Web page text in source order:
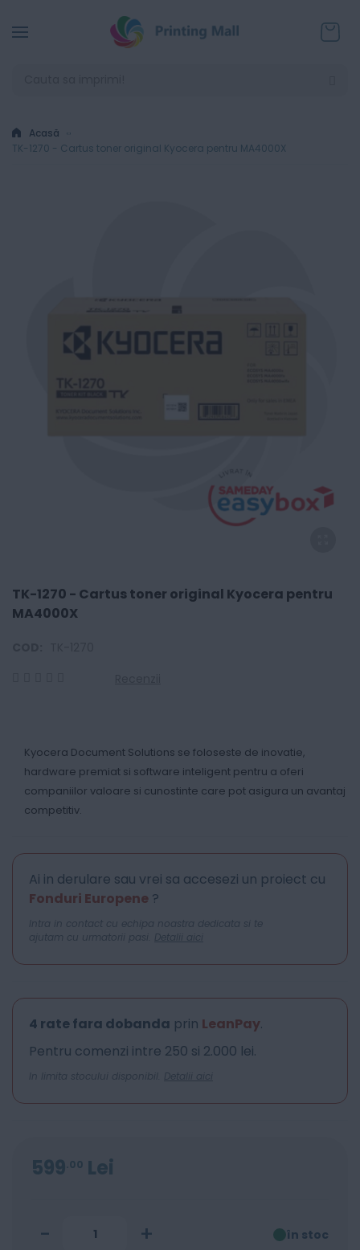
Acasă
TK-1270 - Cartus toner original Kyocera pentru MA4000X
TK-1270 - Cartus toner original Kyocera pentru
MA4000X
Kyocera Document Solutions se foloseste de inovatie,
hardware premiat si software inteligent pentru a oferi
companiilor valoare si cunostinte care pot asigura un avantaj
competitiv.
Ai in derulare sau vrei sa accesezi un proiect cu
Fonduri Europene ?
Intra in contact cu echipa noastra dedicata si te
ajutam cu urmatorii pasi. Detalii aici
4 rate fara dobanda prin LeanPay.
Pentru comenzi intre 250 si 2.000 lei.
In limita stocului disponibil. Detalii aici
599 00 Lei
- + în stoc